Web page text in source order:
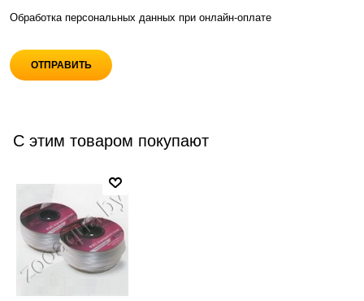
Обработка персональных данных при онлайн-оплате
С этим товаром покупают